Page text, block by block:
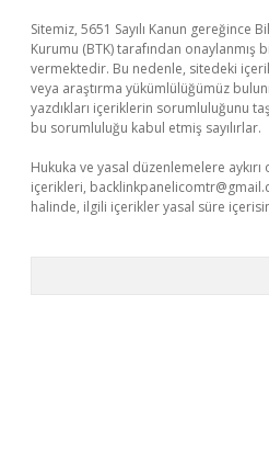
Sitemiz, 5651 Sayılı Kanun gereğince
Kurumu (BTK) tarafından onaylanmış
vermektedir. Bu nedenle, sitedeki
veya araştırma yükümlülüğümüz
yazdıkları içeriklerin sorumluluğunu
bu sorumluluğu kabul etmiş sayılırlar.
Hukuka ve yasal düzenlemelere
içerikleri,
halinde, ilgili içerikler yasal süre